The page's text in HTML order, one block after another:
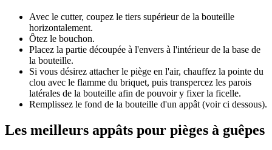
Avec le cutter, coupez le tiers supérieur de la bouteille
horizontalement.
Ôtez le bouchon.
Placez la partie découpée à l'envers à l'intérieur de la base de
la bouteille.
Si vous désirez attacher le piège en l'air, chauffez la pointe du
clou avec le flamme du briquet, puis transpercez les parois
latérales de la bouteille afin de pouvoir y fixer la ficelle.
Remplissez le fond de la bouteille d'un appât (voir ci dessous).
Les meilleurs appâts pour pièges à guêpes